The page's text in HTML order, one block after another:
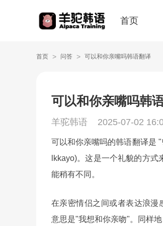
首页
首页 > 问答 > 可以和你亲嘴吗韩语翻译
可以和你亲嘴吗韩
羊驼韩语 2025-07-02
可以和你亲嘴吗的韩语翻译是
lkkayo)。这是一个礼貌的方
能稍有不同。
在亲密情侣之间或者表达浪漫
意思是"我想和你亲吻"。同样